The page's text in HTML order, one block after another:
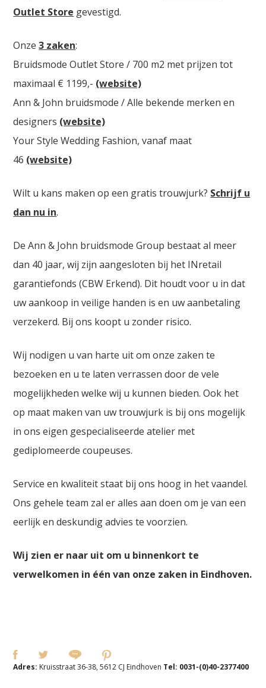
Outlet Store gevestigd.
Onze3 zaken:
Bruidsmode Outlet Store / 700 m2 met prijzen tot
maximaal € 1199,- (website)
Ann & John bruidsmode / Alle bekende merken en
designers (website)
Your Style Wedding Fashion, vanaf maat
46 (website)
Wilt u kans maken op een gratis trouwjurk? Schrijf u
dan nu in.
De Ann & John bruidsmode Group bestaat al meer
dan 40 jaar, wij zijn aangesloten bij het INretail
garantiefonds (CBW Erkend). Dit houdt voor u in dat
uw aankoop in veilige handen is en uw aanbetaling
verzekerd. Bij ons koopt u zonder risico.
Wij nodigen u van harte uit om onze zaken te
bezoeken en u te laten verrassen door de vele
mogelijkheden welke wij u kunnen bieden. Ook het
op maat maken van uw trouwjurk is bij ons mogelijk
in ons eigen gespecialiseerde atelier met
gediplomeerde coupeuses.
Service en kwaliteit staat bij ons hoog in het vaandel.
Ons gehele team zal er alles aan doen om je van een
eerlijk en deskundig advies te voorzien.
Wij zien er naar uit om u binnenkort te
verwelkomen in één van onze zaken in Eindhoven.
Adres: Kruisstraat 36-38, 5612 CJ Eindhoven Tel: 0031-(0)40-2377400